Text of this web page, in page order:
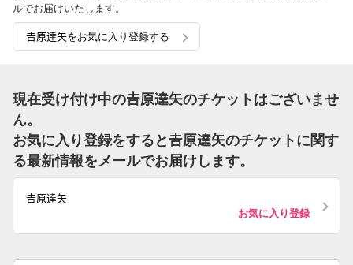
ルでお届けいたします。
𠮷原達矢をお気に入り登録する
現在受け付け中の𠮷原達矢のチケットはございませ
ん。
お気に入り登録をすると𠮷原達矢のチケットに関す
る最新情報をメールでお届けします。
𠮷原達矢
お気に入り登録